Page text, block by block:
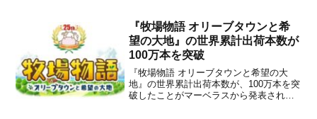
スターズ』は、2021年10月29日に発売さ
れる予定です。【...
『牧場物語 オリーブタウンと希
望の大地』の世界累計出荷本数が
100万本を突破
『牧場物語 オリーブタウンと希望の大
地』の世界累計出荷本数が、100万本を突
破したことがマーベラスから発表されま